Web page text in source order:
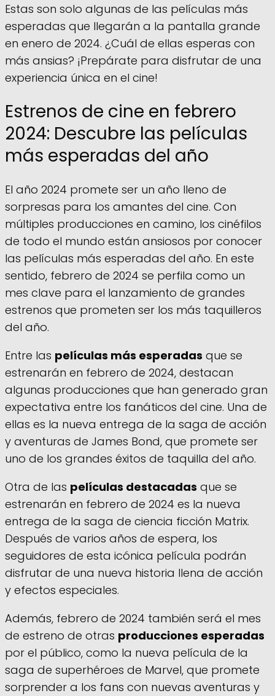
Estas son solo algunas de las películas más
esperadas que llegarán a la pantalla grande
en enero de 2024. ¿Cuál de ellas esperas con
más ansias? ¡Prepárate para disfrutar de una
experiencia única en el cine!
Estrenos de cine en febrero
2024: Descubre las películas
más esperadas del año
El año 2024 promete ser un año lleno de
sorpresas para los amantes del cine. Con
múltiples producciones en camino, los cinéfilos
de todo el mundo están ansiosos por conocer
las películas más esperadas del año. En este
sentido, febrero de 2024 se perfila como un
mes clave para el lanzamiento de grandes
estrenos que prometen ser los más taquilleros
del año.
Entre las películas más esperadas que se
estrenarán en febrero de 2024, destacan
algunas producciones que han generado gran
expectativa entre los fanáticos del cine. Una de
ellas es la nueva entrega de la saga de acción
y aventuras de James Bond, que promete ser
uno de los grandes éxitos de taquilla del año.
Otra de las películas destacadas que se
estrenarán en febrero de 2024 es la nueva
entrega de la saga de ciencia ficción Matrix.
Después de varios años de espera, los
seguidores de esta icónica película podrán
disfrutar de una nueva historia llena de acción
y efectos especiales.
Además, febrero de 2024 también será el mes
de estreno de otras producciones esperadas
por el público, como la nueva película de la
saga de superhéroes de Marvel, que promete
sorprender a los fans con nuevas aventuras y